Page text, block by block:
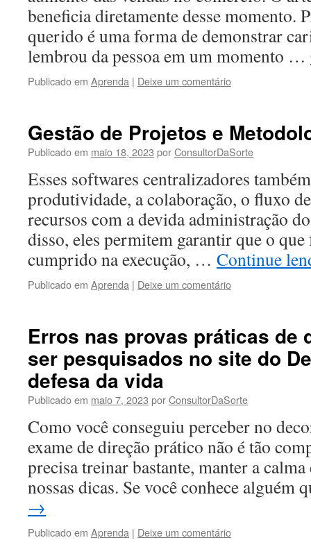
beneficia diretamente desse momento.
querido é uma forma de demonstrar
lembrou da pessoa em um momento …
Publicado em Aprenda | Deixe um comentário
Gestão de Projetos e
Publicado em maio 18, 2023 porConsultorDaSorte
Esses softwares centralizadores
produtividade, a colaboração, o fluxo
recursos com a devida administração
disso, eles permitem garantir que o
cumprido na execução, … Continue
Publicado em Aprenda | Deixe um comentário
Erros nas provas práticas de
ser pesquisados no site do
defesa da vida
Publicado em maio 7, 2023 porConsultorDaSorte
Como você conseguiu perceber no
exame de direção prático não é tão
precisa treinar bastante, manter a
nossas dicas. Se você conhece
→
Publicado em Aprenda | Deixe um comentário